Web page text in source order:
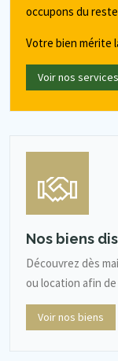
occupons du
Votre bien mérite
Voir nos
Nos biens
Découvrez dès
ou location afin
Voir nos biens